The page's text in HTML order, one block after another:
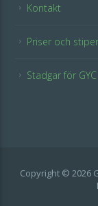
Kontakt
Priser och
Stadgar för GYC
Copyright © 2026